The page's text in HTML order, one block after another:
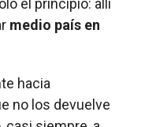
el principio: allí
medio país en
hacia
no los devuelve